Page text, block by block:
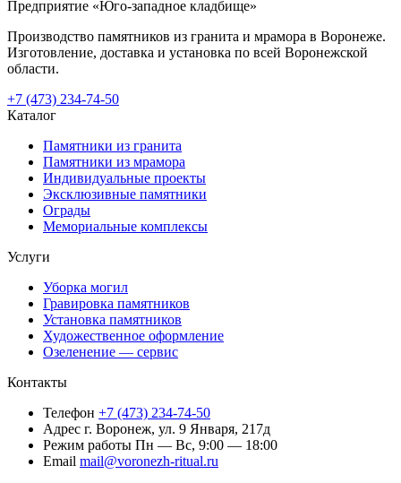
Предприятие «Юго-западное кладбище»
Производство памятников из гранита и мрамора в Воронеже.
Изготовление, доставка и установка по всей Воронежской
области.
+7 (473) 234-74-50
Каталог
Памятники из гранита
Памятники из мрамора
Индивидуальные проекты
Эксклюзивные памятники
Ограды
Мемориальные комплексы
Услуги
Уборка могил
Гравировка памятников
Установка памятников
Художественное оформление
Озеленение — сервис
Контакты
Телефон +7 (473) 234-74-50
Адрес г. Воронеж, ул. 9 Января, 217д
Режим работы Пн — Вс, 9:00 — 18:00
Email mail@voronezh-ritual.ru